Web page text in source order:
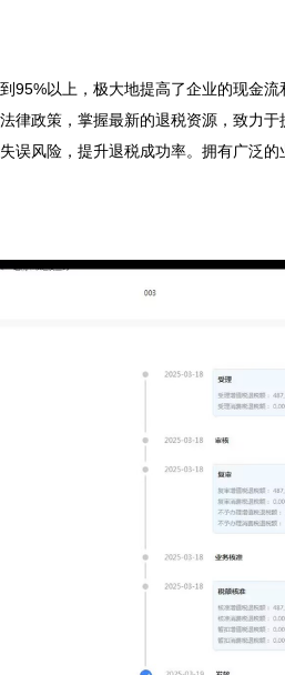
95%以上，极大地提高了企业的现金
律政策，掌握最新的退税资源，致力
误风险，提升退税成功率。拥有广泛